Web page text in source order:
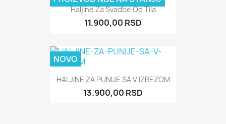
Haljine Za Svadbe Od Tila
11.900,00 RSD
HALJINE ZA PUNIJE SA V IZREZOM
13.900,00 RSD
NOVO